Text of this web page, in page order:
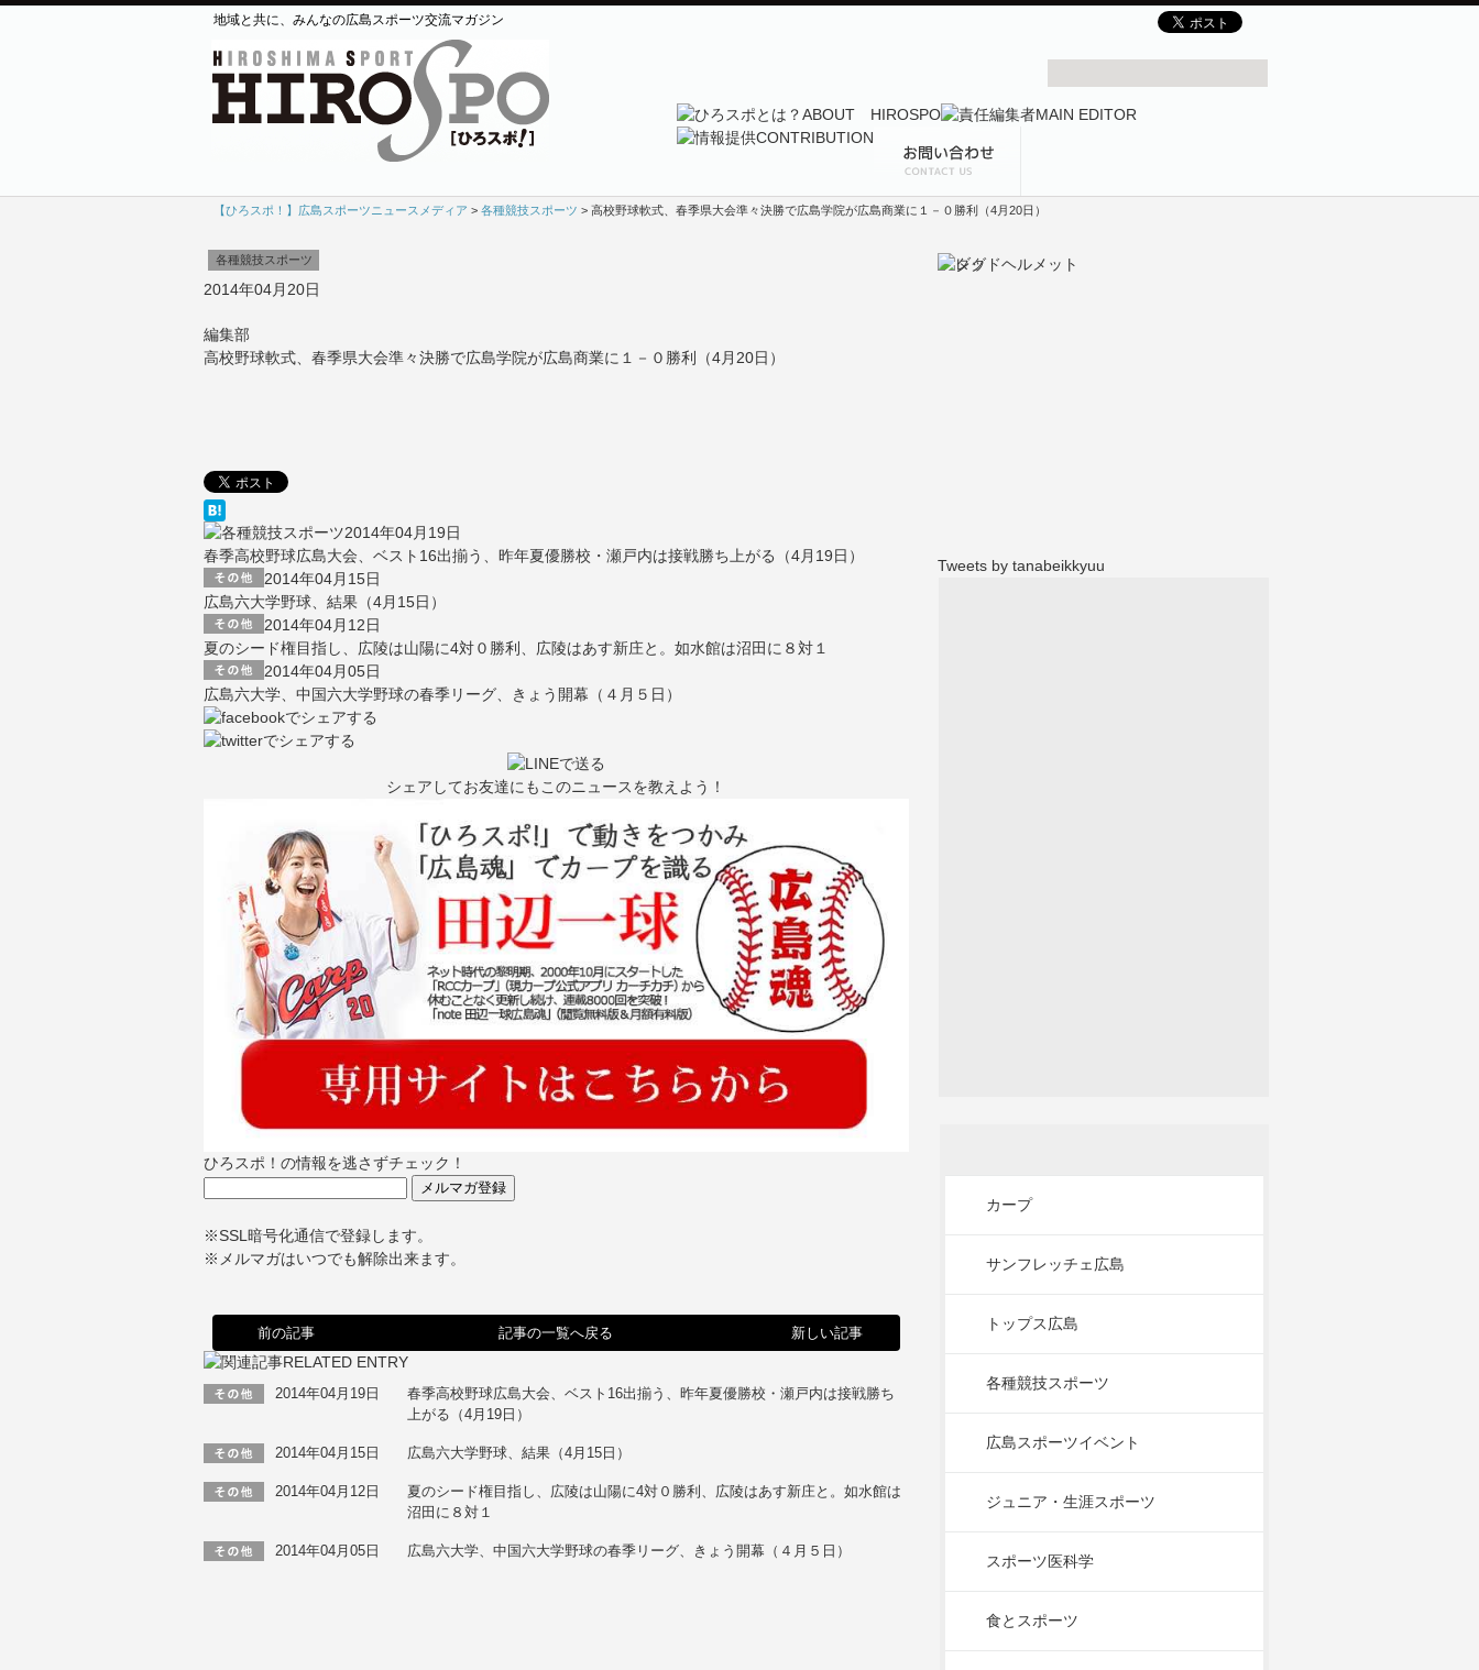
地域と共に、みんなの広島スポーツ交流マガジン
【ひろスポ！】広島スポーツニュースメディア > 各種競技スポーツ > 高校野球軟式、春季県大会準々決勝で広島学院が広島商業に１－０勝利（4月20日）
各種競技スポーツ
2014年04月20日
編集部
高校野球軟式、春季県大会準々決勝で広島学院が広島商業に１－０勝利（4月20日）
2014年04月19日
春季高校野球広島大会、ベスト16出揃う、昨年夏優勝校・瀬戸内は接戦勝ち上がる（4月19日）
2014年04月15日
広島六大学野球、結果（4月15日）
2014年04月12日
夏のシード権目指し、広陵は山陽に4対０勝利、広陵はあす新庄と。如水館は沼田に８対１
2014年04月05日
広島六大学、中国六大学野球の春季リーグ、きょう開幕（４月５日）
シェアしてお友達にもこのニュースを教えよう！
ひろスポ！の情報を逃さずチェック！
※SSL暗号化通信で登録します。
※メルマガはいつでも解除出来ます。
前の記事 記事の一覧へ戻る 新しい記事
2014年04月19日
春季高校野球広島大会、ベスト16出揃う、昨年夏優勝校・瀬戸内は接戦勝ち
上がる（4月19日）
2014年04月15日 広島六大学野球、結果（4月15日）
2014年04月12日
夏のシード権目指し、広陵は山陽に4対０勝利、広陵はあす新庄と。如水館は
沼田に８対１
2014年04月05日 広島六大学、中国六大学野球の春季リーグ、きょう開幕（４月５日）
Tweets by tanabeikkyuu
カープ
サンフレッチェ広島
トップス広島
各種競技スポーツ
広島スポーツイベント
ジュニア・生涯スポーツ
スポーツ医科学
食とスポーツ